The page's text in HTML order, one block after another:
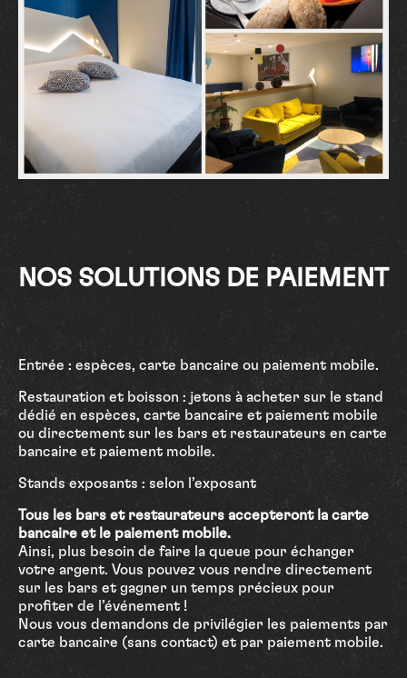
NOS SOLUTIONS DE PAIEMENT
Entrée : espèces, carte bancaire ou paiement mobile.
Restauration et boisson : jetons à acheter sur le stand
dédié en espèces, carte bancaire et paiement mobile
ou directement sur les bars et restaurateurs en carte
bancaire et paiement mobile.
Stands exposants : selon l’exposant
Tous les bars et restaurateurs accepteront la carte
bancaire et le paiement mobile.
Ainsi, plus besoin de faire la queue pour échanger
votre argent. Vous pouvez vous rendre directement
sur les bars et gagner un temps précieux pour
profiter de l’événement !
Nous vous demandons de privilégier les paiements par
carte bancaire (sans contact) et par paiement mobile.